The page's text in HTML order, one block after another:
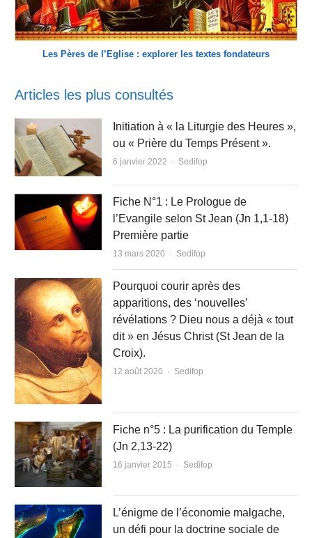
Les Pères de l’Eglise : explorer les textes fondateurs
Articles les plus consultés
Initiation à « la Liturgie des Heures »,
ou « Prière du Temps Présent ».
6 janvier 2022 Author
Sedifop
Fiche N°1 : Le Prologue de
l’Evangile selon St Jean (Jn 1,1-18)
Première partie
13 mars 2020 Author
Sedifop
Pourquoi courir après des
apparitions, des ‘nouvelles’
révélations ? Dieu nous a déjà « tout
dit » en Jésus Christ (St Jean de la
Croix).
12 août 2020 Author
Sedifop
Fiche n°5 : La purification du Temple
(Jn 2,13-22)
16 janvier 2015 Author
Sedifop
L’énigme de l’économie malgache,
un défi pour la doctrine sociale de